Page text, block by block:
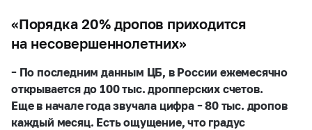
«Порядка 20% дропов приходится
на несовершеннолетних»
– По последним данным ЦБ, в России ежемесячно
открывается до 100 тыс. дропперских счетов.
Еще в начале года звучала цифра – 80 тыс. дропов
каждый месяц. Есть ощущение, что градус